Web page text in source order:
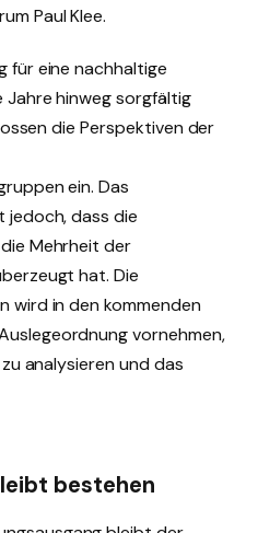
Paul Klee.
für eine nachhaltige
Jahre hinweg sorgfältig
die Perspektiven der
ein. Das
dass die
Mehrheit der
hat. Die
wird in den kommenden
vornehmen,
analysieren und das
bestehen